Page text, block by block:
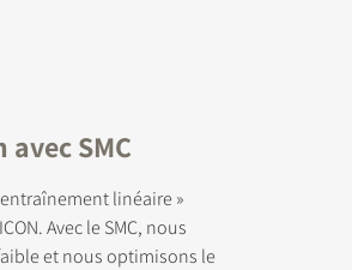
SMC
entraînement linéaire »
Avec le SMC, nous
et nous optimisons le